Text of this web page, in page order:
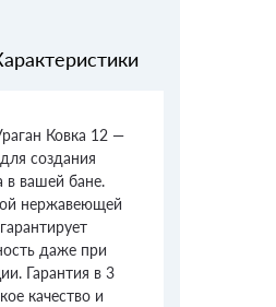
Ковка 12 —
создания
в вашей бане.
нержавеющей
даже при
Гарантия в 3
качество и